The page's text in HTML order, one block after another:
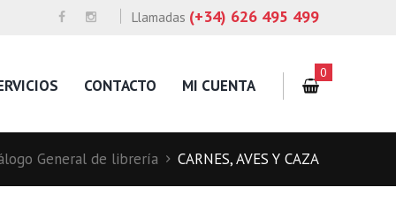
Llamadas (+34) 626 495 499
CONTACTO MI CUENTA
0
General de librería CARNES, AVES Y CAZA